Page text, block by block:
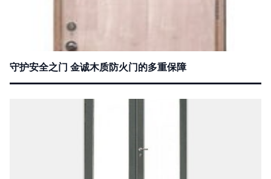
守护安全之门 金诚木质防火门的多重保障